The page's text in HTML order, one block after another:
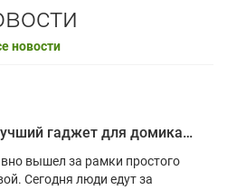
новости
Почему проектор – лучший гаджет для домика в глэмпинге
вышел за рамки простого
Сегодня люди едут за